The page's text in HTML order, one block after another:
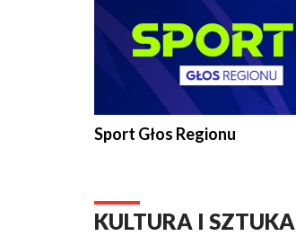
Sport Głos Regionu
KULTURA I SZTUKA